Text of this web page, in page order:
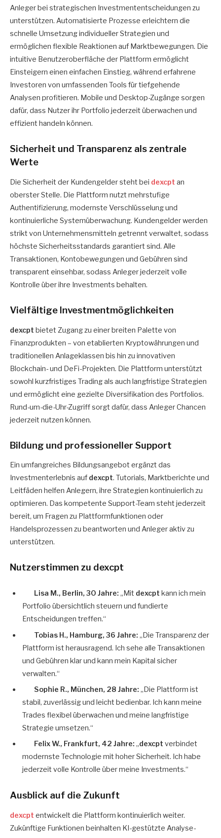
Anleger bei strategischen Investmententscheidungen zu
unterstützen. Automatisierte Prozesse erleichtern die
schnelle Umsetzung individueller Strategien und
ermöglichen flexible Reaktionen auf Marktbewegungen. Die
intuitive Benutzeroberfläche der Plattform ermöglicht
Einsteigern einen einfachen Einstieg, während erfahrene
Investoren von umfassenden Tools für tiefgehende
Analysen profitieren. Mobile und Desktop-Zugänge sorgen
dafür, dass Nutzer ihr Portfolio jederzeit überwachen und
effizient handeln können.
Sicherheit und Transparenz als zentrale
Werte
Die Sicherheit der Kundengelder steht bei dexcpt an
oberster Stelle. Die Plattform nutzt mehrstufige
Authentifizierung, modernste Verschlüsselung und
kontinuierliche Systemüberwachung. Kundengelder werden
strikt von Unternehmensmitteln getrennt verwaltet, sodass
höchste Sicherheitsstandards garantiert sind. Alle
Transaktionen, Kontobewegungen und Gebühren sind
transparent einsehbar, sodass Anleger jederzeit volle
Kontrolle über ihre Investments behalten.
Vielfältige Investmentmöglichkeiten
dexcpt bietet Zugang zu einer breiten Palette von
Finanzprodukten – von etablierten Kryptowährungen und
traditionellen Anlageklassen bis hin zu innovativen
Blockchain- und DeFi-Projekten. Die Plattform unterstützt
sowohl kurzfristiges Trading als auch langfristige Strategien
und ermöglicht eine gezielte Diversifikation des Portfolios.
Rund-um-die-Uhr-Zugriff sorgt dafür, dass Anleger Chancen
jederzeit nutzen können.
Bildung und professioneller Support
Ein umfangreiches Bildungsangebot ergänzt das
Investmenterlebnis auf dexcpt. Tutorials, Marktberichte und
Leitfäden helfen Anlegern, ihre Strategien kontinuierlich zu
optimieren. Das kompetente Support-Team steht jederzeit
bereit, um Fragen zu Plattformfunktionen oder
Handelsprozessen zu beantworten und Anleger aktiv zu
unterstützen.
Nutzerstimmen zu dexcpt
Lisa M., Berlin, 30 Jahre: „Mit dexcpt kann ich mein
Portfolio übersichtlich steuern und fundierte
Entscheidungen treffen.“
Tobias H., Hamburg, 36 Jahre: „Die Transparenz der
Plattform ist herausragend. Ich sehe alle Transaktionen
und Gebühren klar und kann mein Kapital sicher
verwalten.“
Sophie R., München, 28 Jahre: „Die Plattform ist
stabil, zuverlässig und leicht bedienbar. Ich kann meine
Trades flexibel überwachen und meine langfristige
Strategie umsetzen.“
Felix W., Frankfurt, 42 Jahre: „dexcpt verbindet
modernste Technologie mit hoher Sicherheit. Ich habe
jederzeit volle Kontrolle über meine Investments.“
Ausblick auf die Zukunft
dexcpt entwickelt die Plattform kontinuierlich weiter.
Zukünftige Funktionen beinhalten KI-gestützte Analyse-